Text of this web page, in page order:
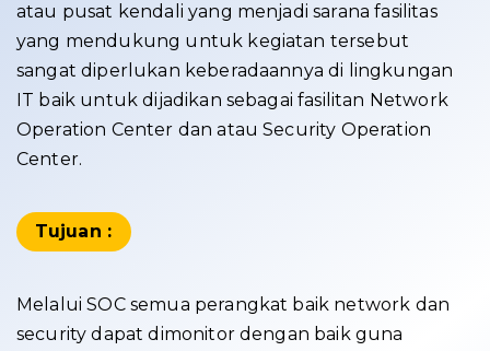
atau pusat kendali yang menjadi sarana fasilitas
yang mendukung untuk kegiatan tersebut
sangat diperlukan keberadaannya di lingkungan
IT baik untuk dijadikan sebagai fasilitan Network
Operation Center dan atau Security Operation
Center.
Tujuan :
Melalui SOC semua perangkat baik network dan
security dapat dimonitor dengan baik guna